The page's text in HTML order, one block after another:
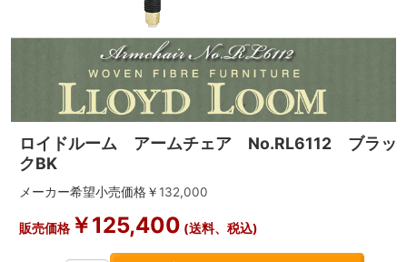
ロイドルーム アームチェア No.RL6112 ブラッ
クBK
メーカー希望小売価格￥132,000
販売価格￥125,400 (送料、税込)